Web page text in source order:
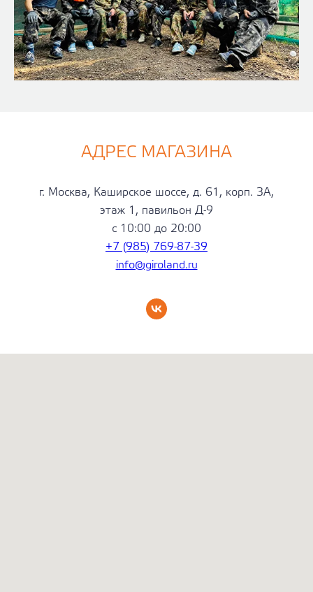
АДРЕС МАГАЗИНА
г. Москва, Каширское шоссе, д. 61, корп. 3А,
этаж 1, павильон Д-9
с 10:00 до 20:00
+7 (985) 769-87-39
info@giroland.ru